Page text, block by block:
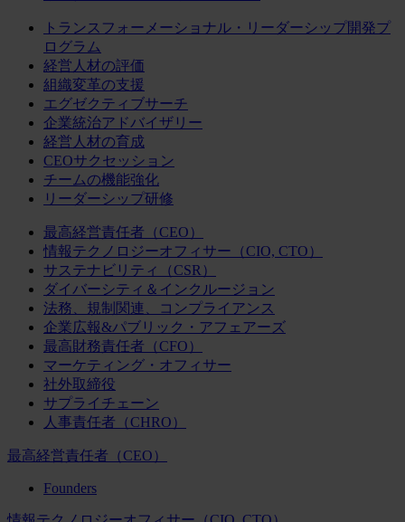
トランスフォーメーショナル・リーダーシップ開発プ
ログラム
経営人材の評価
組織変革の支援
エグゼクティブサーチ
企業統治アドバイザリー
経営人材の育成
CEOサクセッション
チームの機能強化
リーダーシップ研修
最高経営責任者（CEO）
情報テクノロジーオフィサー（CIO, CTO）
サステナビリティ（CSR）
ダイバーシティ＆インクルージョン
法務、規制関連、コンプライアンス
企業広報&パブリック・アフェアーズ
最高財務責任者（CFO）
マーケティング・オフィサー
社外取締役
サプライチェーン
人事責任者（CHRO）
最高経営責任者（CEO）
Founders